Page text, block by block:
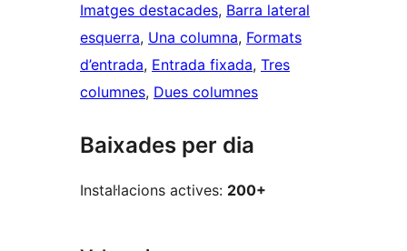
Imatges destacades, Barra lateral
esquerra, Una columna, Formats
d’entrada, Entrada fixada, Tres
columnes, Dues columnes
Baixades per dia
Instal·lacions actives: 200+